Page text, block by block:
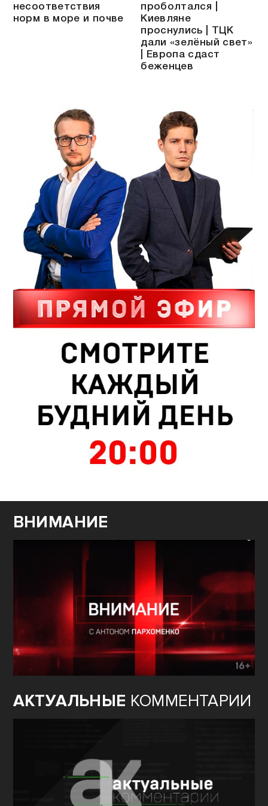
несоответствия
норм в море и почве
проболтался |
Киевляне
проснулись | ТЦК
дали «зелёный свет»
| Европа сдаст
беженцев
ВНИМАНИЕ
АКТУАЛЬНЫЕ КОММЕНТАРИИ